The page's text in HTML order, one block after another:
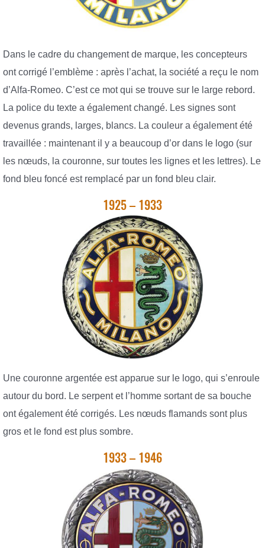
Dans le cadre du changement de marque, les concepteurs
ont corrigé l’emblème : après l’achat, la société a reçu le nom
d’Alfa-Romeo. C’est ce mot qui se trouve sur le large rebord.
La police du texte a également changé. Les signes sont
devenus grands, larges, blancs. La couleur a également été
travaillée : maintenant il y a beaucoup d’or dans le logo (sur
les nœuds, la couronne, sur toutes les lignes et les lettres). Le
fond bleu foncé est remplacé par un fond bleu clair.
1925 – 1933
Une couronne argentée est apparue sur le logo, qui s’enroule
autour du bord. Le serpent et l’homme sortant de sa bouche
ont également été corrigés. Les nœuds flamands sont plus
gros et le fond est plus sombre.
1933 – 1946